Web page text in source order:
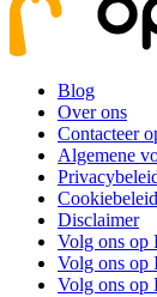
Blog
Over ons
Contacteer
Algemene
Cookiebeleid
Disclaimer
Volg ons op
Volg ons op
Volg ons op